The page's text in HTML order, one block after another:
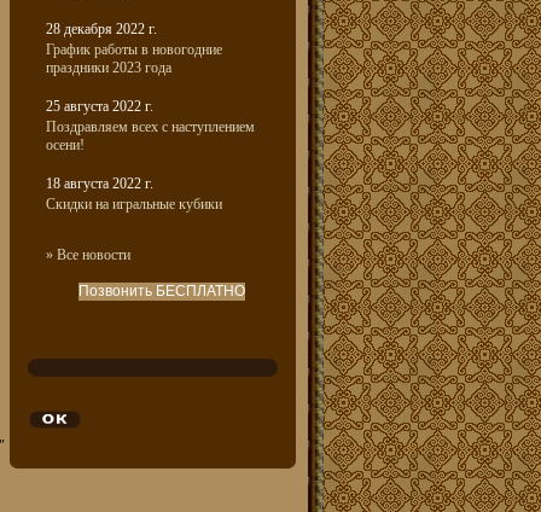
28 декабря 2022 г.
График работы в новогодние
праздники 2023 года
25 августа 2022 г.
Поздравляем всех с наступлением
осени!
18 августа 2022 г.
Скидки на игральные кубики
» Все новости
Позвонить БЕСПЛАТНО